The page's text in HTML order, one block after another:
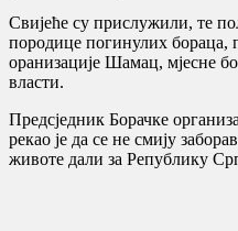
Свијеће су прислужили, те
породице погинулих бораца,
оранизације Шамац, мјесне
власти.
Предсједник Борачке
рекао је да се не смију
животе дали за Републику